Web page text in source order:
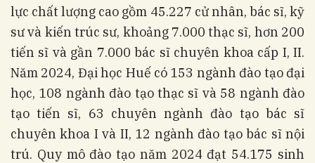
lực chất lượng cao gồm 45.227 cử nhân, bác sĩ, kỹ
sư và kiến trúc sư, khoảng 7.000 thạc sĩ, hơn 200
tiến sĩ và gần 7.000 bác sĩ chuyên khoa cấp I, II.
Năm 2024, Đại học Huế có 153 ngành đào tạo đại
học, 108 ngành đào tạo thạc sĩ và 58 ngành đào
tạo tiến sĩ, 63 chuyên ngành đào tạo bác sĩ
chuyên khoa I và II, 12 ngành đào tạo bác sĩ nội
trú. Quy mô đào tạo năm 2024 đạt 54.175 sinh